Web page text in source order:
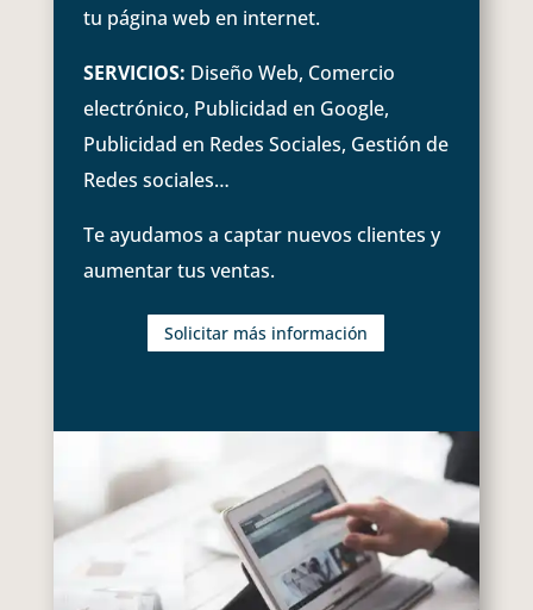
tu página web en internet.
SERVICIOS: Diseño Web, Comercio
electrónico, Publicidad en Google,
Publicidad en Redes Sociales, Gestión de
Redes sociales…
Te ayudamos a captar nuevos clientes y
aumentar tus ventas.
Solicitar más información